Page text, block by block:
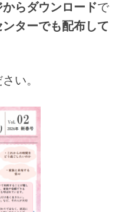
らダウンロードで
ターでも配布して
い。